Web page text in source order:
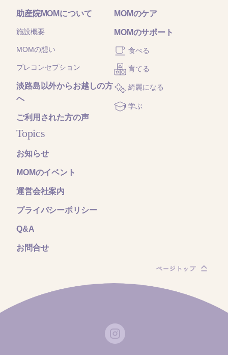
助産院MOMについて
施設概要
MOMの想い
プレコンセプション
淡路島以外からお越しの方
へ
ご利用された方の声
MOMのケア
MOMのサポート
食べる
育てる
綺麗になる
学ぶ
Topics
お知らせ
MOMのイベント
運営会社案内
プライバシーポリシー
Q&A
お問合せ